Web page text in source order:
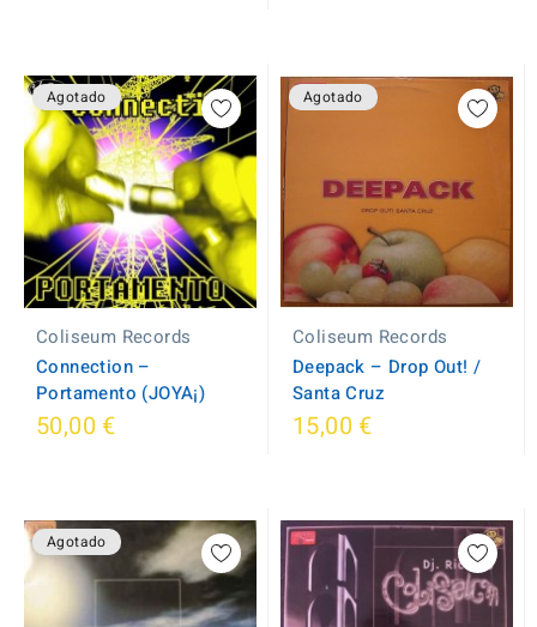
Agotado
Coliseum Records
Connection ‎–
Portamento (JOYA¡)
50,00 €
Agotado
Coliseum Records
Deepack ‎– Drop Out! /
Santa Cruz
15,00 €
Agotado